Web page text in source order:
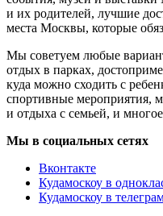
и их родителей, лучшие
места Москвы, которые
Мы советуем любые
отдых в парках,
куда можно сходить с
спортивные мероприятия,
и отдыха с семьей, и
Мы в социальных сетях
Вконтакте
Кудамоскоу в
Кудамоскоу в